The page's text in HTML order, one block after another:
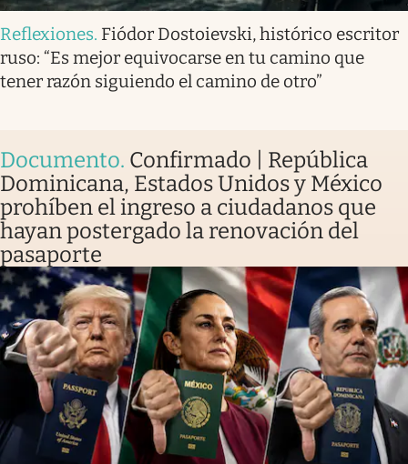
Reflexiones. Fiódor Dostoievski, histórico escritor
ruso: “Es mejor equivocarse en tu camino que
tener razón siguiendo el camino de otro”
Documento. Confirmado | República
Dominicana, Estados Unidos y México
prohíben el ingreso a ciudadanos que
hayan postergado la renovación del
pasaporte